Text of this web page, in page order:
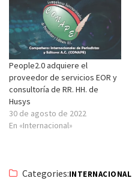
People2.0 adquiere el
proveedor de servicios EOR y
consultoría de RR. HH. de
Husys
30 de agosto de 2022
En «Internacional»
Categories:INTERNACIONAL